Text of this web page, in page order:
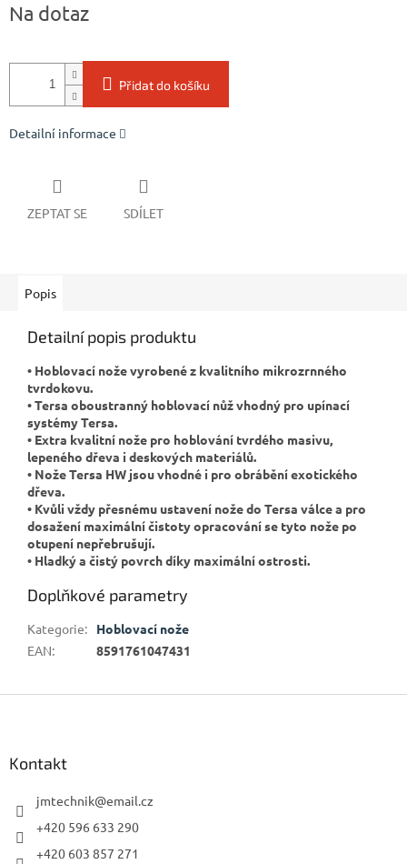
cena:
Na dotaz
Přidat do košíku
Detailní informace
ZEPTAT SE SDÍLET
Popis
Detailní popis produktu
• Hoblovací nože vyrobené z kvalitního mikrozrnného
tvrdokovu.
• Tersa oboustranný hoblovací nůž vhodný pro upínací
systémy Tersa.
• Extra kvalitní nože pro hoblování tvrdého masivu,
lepeného dřeva i deskových materiálů.
• Nože Tersa HW jsou vhodné i pro obrábění exotického
dřeva.
• Kvůli vždy přesnému ustavení nože do Tersa válce a pro
dosažení maximální čistoty opracování se tyto nože po
otupení nepřebrušují.
• Hladký a čistý povrch díky maximální ostrosti.
Doplňkové parametry
Kategorie:
Hoblovací nože
EAN: 8591761047431
Kontakt
jmtechnik@email.cz
+420 596 633 290
+420 603 857 271